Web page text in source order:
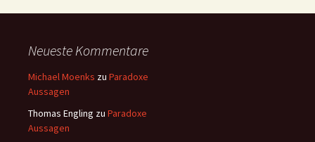
Neueste Kommentare
Michael Moenks zu Paradoxe
Aussagen
Thomas Engling zu Paradoxe
Aussagen